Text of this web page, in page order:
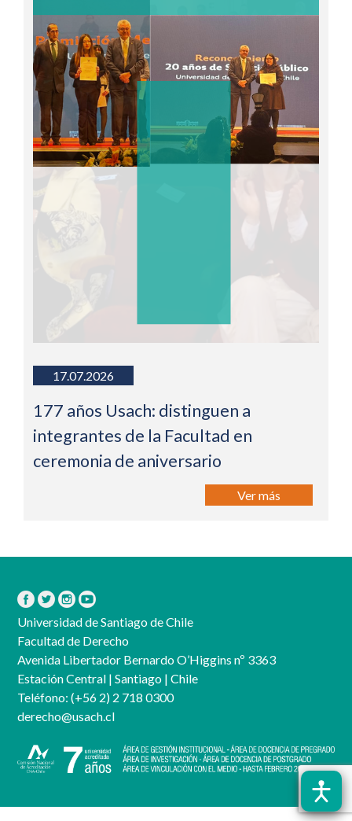
17.07.2026
177 años Usach: distinguen a
integrantes de la Facultad en
ceremonia de aniversario
Ver más
Universidad de Santiago de Chile
Facultad de Derecho
Avenida Libertador Bernardo O’Higgins nº 3363
Estación Central | Santiago | Chile
Teléfono: (+56 2) 2 718 0300
derecho@usach.cl